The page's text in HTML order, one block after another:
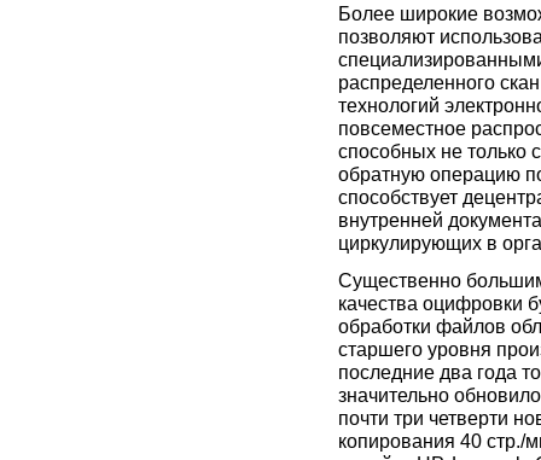
Более широкие
позволяют
распределенного
технологий
повсеместное
способных не только
обратную операцию
способствует
внутренней
циркулирующих в
Существенно
качества оцифровки
обработки файлов
старшего уровня
последние два года
значительно
почти три четверти
копирования 40